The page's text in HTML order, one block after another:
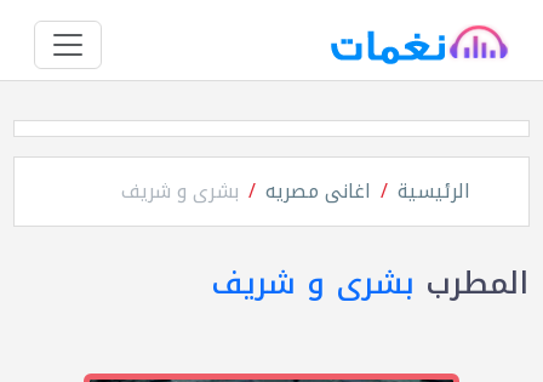
الرئيسية اغانى مصريه بشرى و شريف
المطرب بشرى و شريف